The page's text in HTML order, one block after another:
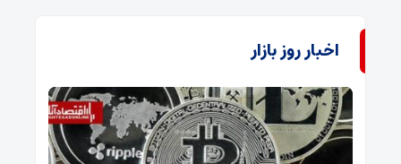
اخبار روز بازار